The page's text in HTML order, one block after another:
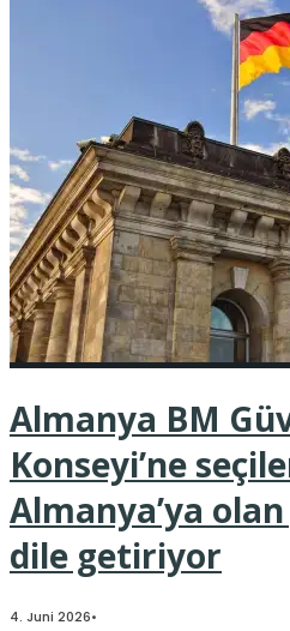
Almanya BM
Konseyi’ne
Almanya’ya
dile getiriyor
4. Juni 2026•